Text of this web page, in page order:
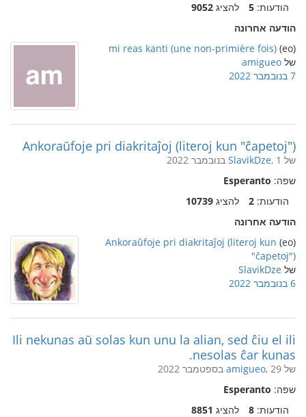
הודעות: 5 להציג 9052
הודעה אחרונה
(eo)
mi reas kanti (une non-primière fois)
של amigueo
7 בנובמבר 2022
Ankoraŭfoje pri diakritaĵoj (literoj kun "ĉapetoj")
של SlavikDze, 1 בנובמבר 2022
שפה: Esperanto
הודעות: 2 להציג 10739
הודעה אחרונה
(eo)
Ankoraŭfoje pri diakritaĵoj (literoj kun
"ĉapetoj")
של SlavikDze
6 בנובמבר 2022
Ili nekunas aŭ solas kun unu la alian, sed ĉiu el ili
nesolas ĉar kunas.
של amigueo, 29 בספטמבר 2022
שפה: Esperanto
הודעות: 8 להציג 8851